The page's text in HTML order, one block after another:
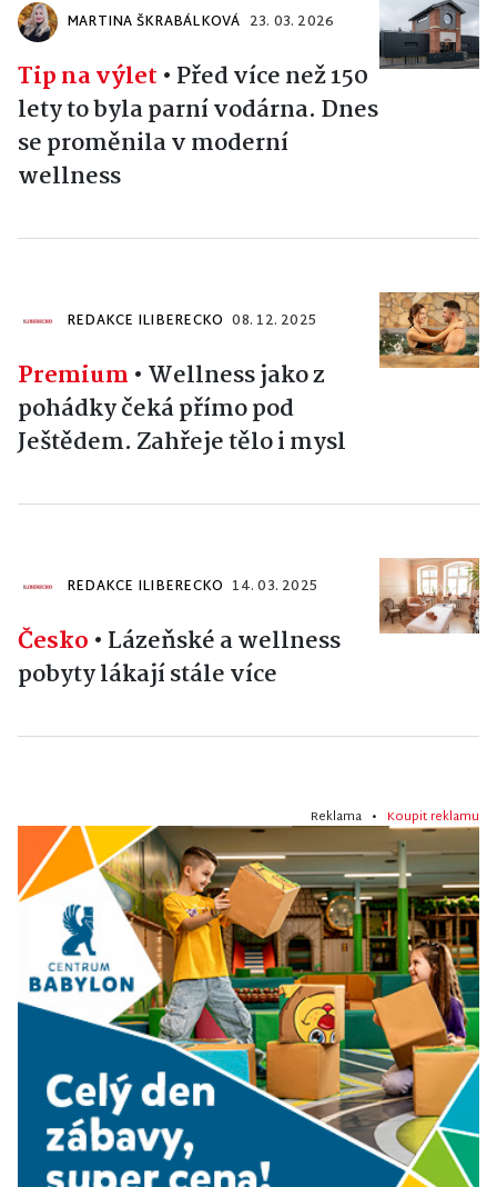
MARTINA ŠKRABÁLKOVÁ 23. 03. 2026
Tip na výlet • Před více než 150
lety to byla parní vodárna. Dnes
se proměnila v moderní
wellness
REDAKCE ILIBERECKO 08. 12. 2025
Premium • Wellness jako z
pohádky čeká přímo pod
Ještědem. Zahřeje tělo i mysl
REDAKCE ILIBERECKO 14. 03. 2025
Česko • Lázeňské a wellness
pobyty lákají stále více
Reklama • Koupit reklamu